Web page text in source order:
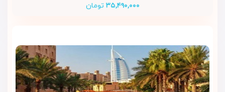
۳۵,۴۹۰,۰۰۰ تومان